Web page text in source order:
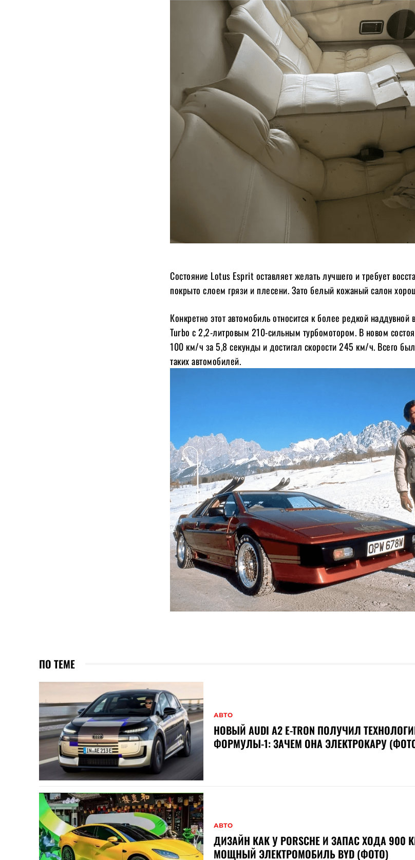
Состояние Lotus Esprit оставляет желать лучшего и требует
покрыто слоем грязи и плесени. Зато белый кожаный салон
Конкретно этот автомобиль относится к более редкой
Turbo с 2,2-литровым 210-сильным турбомотором. В новом
100 км/ч за 5,8 секунды и достигал скорости 245 км/ч. Всего
таких автомобилей.
ПО ТЕМЕ
АВТО
НОВЫЙ AUDI A2 E-TRON ПОЛУЧИЛ
ФОРМУЛЫ-1: ЗАЧЕМ ОНА ЭЛЕКТРОКАРУ
АВТО
ДИЗАЙН КАК У PORSCHE И ЗАПАС ХОДА 900
МОЩНЫЙ ЭЛЕКТРОМОБИЛЬ BYD (ФОТО)